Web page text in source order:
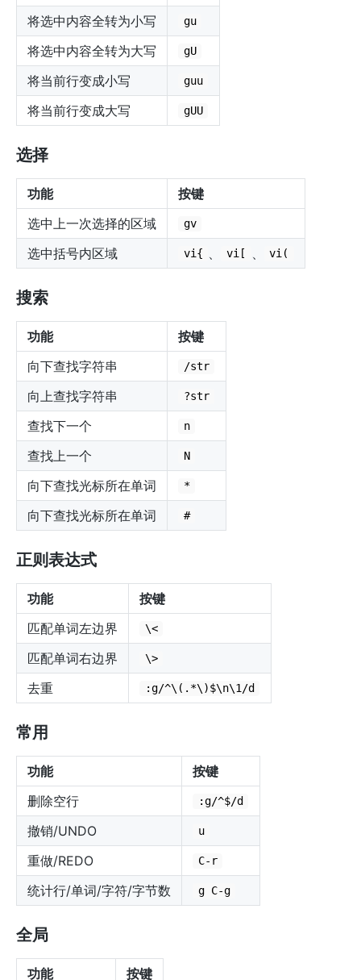
将选中内容全转为小写 gu
将选中内容全转为大写 gU
将当前行变成小写 guu
将当前行变成大写 gUU
选择
功能
按键
选中上一次选择的区域
gv
选中括号内区域 vi{ vi[ vi(
搜索
功能
按键
向下查找字符串
/str
向上查找字符串 ?str
查找下一个 n
查找上一个 N
向下查找光标所在单词 *
向下查找光标所在单词 #
正则表达式
功能
按键
匹配单词左边界
\<
匹配单词右边界 \>
去重 :g/^\(.*\)$\n\1/d
常用
功能
按键
删除空行
:g/^$/d
撤销/UNDO u
重做/REDO C-r
统计行/单词/字符/字节数 g C-g
全局
功能 按键